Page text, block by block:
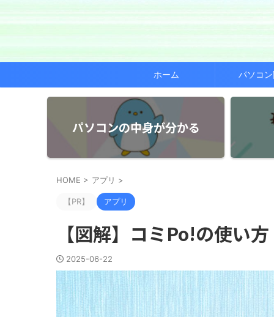
ホーム パソコ
パソコンの中身が分かる
HOME > アプリ >
【PR】 アプリ
【図解】コミPo!の使い
2025-06-22